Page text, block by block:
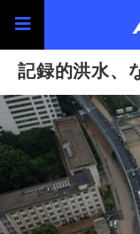
記録的洪水、